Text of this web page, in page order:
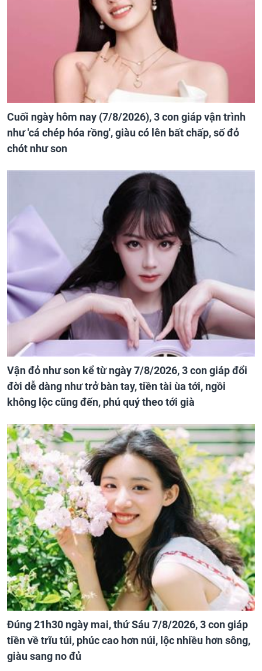
Cuối ngày hôm nay (7/8/2026), 3 con giáp vận trình
như 'cá chép hóa rồng', giàu có lên bất chấp, số đỏ
chót như son
Vận đỏ như son kể từ ngày 7/8/2026, 3 con giáp đổi
đời dễ dàng như trở bàn tay, tiền tài ùa tới, ngồi
không lộc cũng đến, phú quý theo tới già
Đúng 21h30 ngày mai, thứ Sáu 7/8/2026, 3 con giáp
tiền về trĩu túi, phúc cao hơn núi, lộc nhiều hơn sông,
giàu sang no đủ